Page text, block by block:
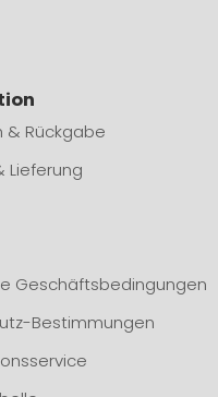
& Rückgabe
Lieferung
Geschäftsbedingungen
Bestimmungen